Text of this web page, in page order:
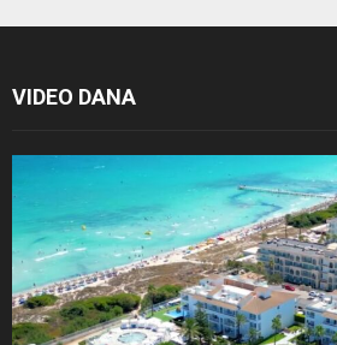
VIDEO DANA